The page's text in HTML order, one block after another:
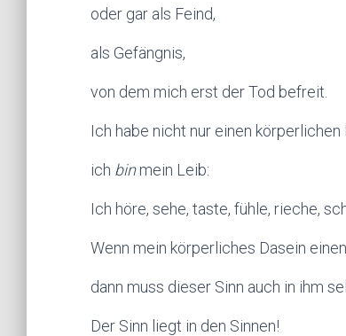
oder gar als Feind,
als Gefängnis,
von dem mich erst der Tod befreit.
Ich habe nicht nur einen körperlichen
ich binmein Leib:
Ich höre, sehe, taste, fühle, rieche,
Wenn mein körperliches Dasein
dann muss dieser Sinn auch in ihm
Der Sinn liegt in den Sinnen!